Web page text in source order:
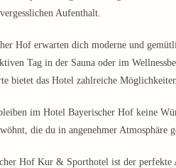
Aufenthalt.
Hof erwarten dich moderne und
Tag in der Sauna oder im
bietet das Hotel zahlreiche
im Hotel Bayerischer Hof keine
die du in angenehmer Atmosphäre
Hof Kur & Sporthotel ist der perfekte